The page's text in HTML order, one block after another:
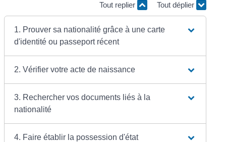
Tout replier Tout déplier
1. Prouver sa nationalité grâce à une carte
d'identité ou passeport récent
2. Vérifier votre acte de naissance
3. Rechercher vos documents liés à la
nationalité
4. Faire établir la possession d'état